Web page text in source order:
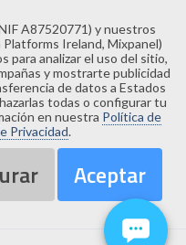
A87520771) y nuestros
Ireland, Mixpanel)
para analizar el uso del sitio,
y mostrarte publicidad
de datos a Estados
todas o configurar tu
en nuestra Política de
Privacidad.
Aceptar
y las Opciones no
negativo y las pérdidas
en su cuenta. Copyright